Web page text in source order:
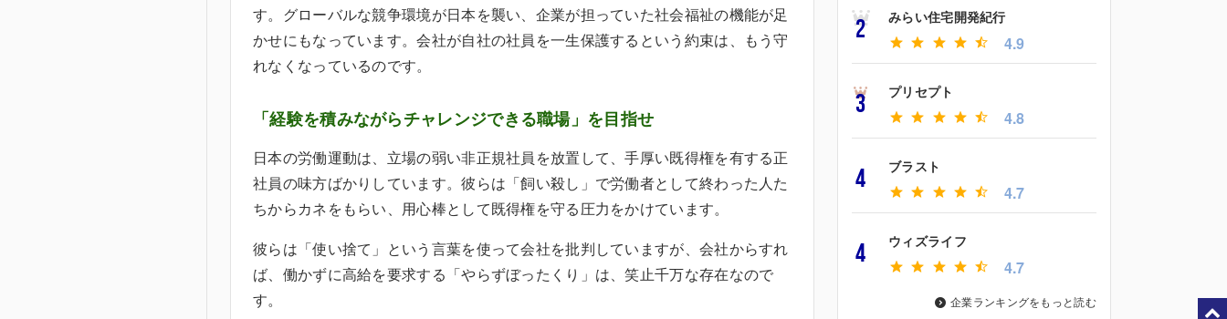
す。グローバルな競争環境が日本を襲い、企業が担っていた社会福祉の機能が足
かせにもなっています。会社が自社の社員を一生保護するという約束は、もう守
れなくなっているのです。
「経験を積みながらチャレンジできる職場」を目指せ
日本の労働運動は、立場の弱い非正規社員を放置して、手厚い既得権を有する正
社員の味方ばかりしています。彼らは「飼い殺し」で労働者として終わった人た
ちからカネをもらい、用心棒として既得権を守る圧力をかけています。
彼らは「使い捨て」という言葉を使って会社を批判していますが、会社からすれ
ば、働かずに高給を要求する「やらずぼったくり」は、笑止千万な存在なので
す。
2 みらい住宅開発紀行
4.9
3 プリセプト
4.8
4 ブラスト
4.7
4 ウィズライフ
4.7
企業ランキングをもっと読む